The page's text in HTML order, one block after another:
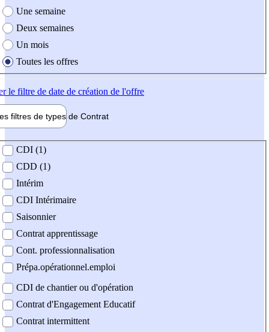
Une semaine
Deux semaines
Un mois
Toutes les offres
le filtre de date de création de l'offre
filtres de types de Contrat
contrat
CDI (1)
CDD (1)
Intérim
CDI Intérimaire
Saisonnier
Contrat apprentissage
Cont. professionnalisation
Prépa.opérationnel.emploi
CDI de chantier ou d'opération
Contrat d'Engagement Educatif
Contrat intermittent